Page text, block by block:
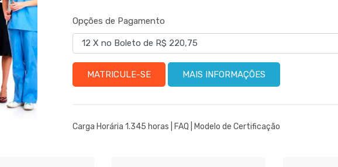
Opções de Pagamento
MATRICULE-SE MAIS INFORMAÇÕES
Carga Horária 1.345 horas | FAQ Modelo de Certificação